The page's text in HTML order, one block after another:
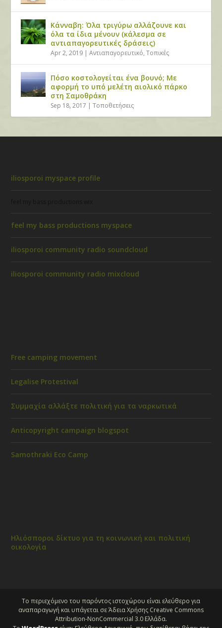
Κάνναβη: Όλα τριγύρω αλλάζουνε και
όλα τα ίδια μένουν (κάλεσμα σε
αντιαπαγορευτικές δράσεις)
Apr 2, 2019 |Αντιαπαγορευτικό,Τοπικές
Πόσο κοστολογείται ένα βουνό; Με
αφορμή το υπό μελέτη αιολικό πάρκο
στη Σαμοθράκη
Sep 18, 2017 |Τοποθετήσεις
iliosporoi myspace profile
feel my bass productions myspace
iliosporoi community radio soundcloud
iliosporoi community radio mixcloud
Free camping movement
Legalise Protestival
Συμμαχία αλλάξτε πολιτική για τα ναρκωτικά
Anticopyright campaign blogspot
Samothraki Eco Camp
Ηλιόσποροι δίκτυο για τη κοινωνική και πολιτική
οικολογία
Το περιεχόμενο του παρόντος ιστοχώρου είναι ελεύθερο για
αναπαραγωγή και υπάγεται σε Άδεια Χρήσης Creative Commons
Attribution-NonCommercial 3.0 Ελλάδα.